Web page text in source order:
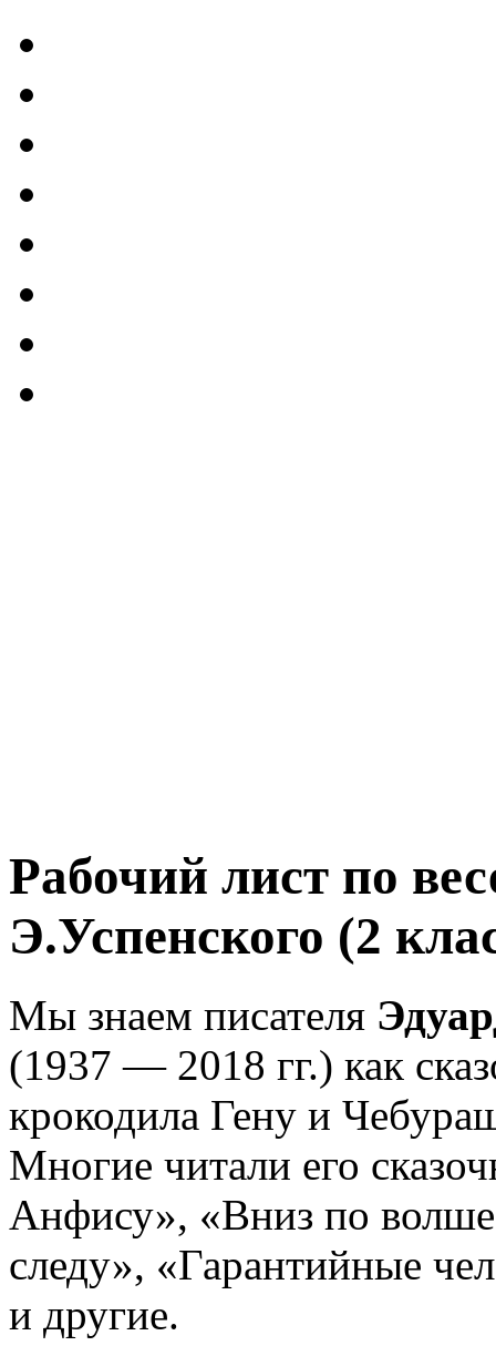
Рабочий лист по
Э.Успенского (2
Мы знаем писателя
(1937 — 2018 гг.) как
крокодила Гену и
Многие читали его
Анфису», «Вниз по
следу», «Гарантийные
и другие.